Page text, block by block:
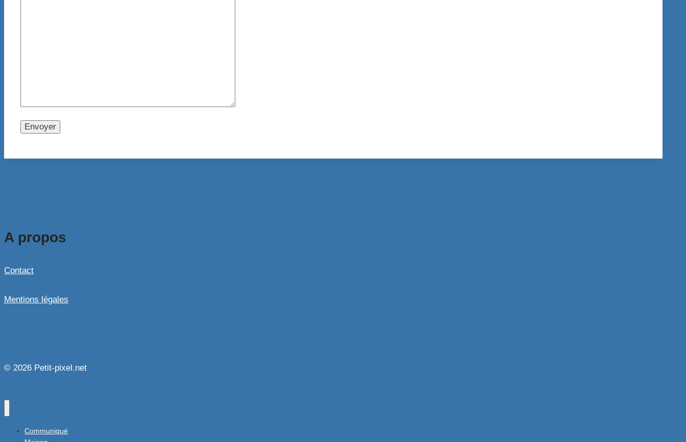
A propos
Contact
Mentions légales
© 2026 Petit-pixel.net
Communiqué